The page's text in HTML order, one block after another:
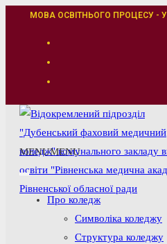
ПерейтиМОВА ОСВІТНЬОГО ПРОЦЕСУ -
MENUMENU
Про коледж
Символіка коледжу
Структура коледжу